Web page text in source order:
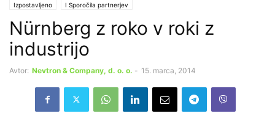
Izpostavljeno Ι Sporočila partnerjev
Nürnberg z roko v roki z
industrijo
Avtor: Nevtron & Company, d. o. o. - 15. marca, 2014